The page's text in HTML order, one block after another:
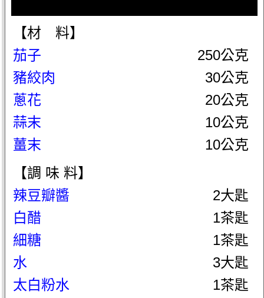
【材 料】
茄子
250公克
豬絞肉
30公克
蔥花
20公克
蒜末
10公克
薑末
10公克
【調 味 料】
辣豆瓣醬
2大匙
白醋
1茶匙
細糖
1茶匙
水
3大匙
太白粉水
1茶匙